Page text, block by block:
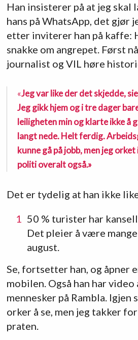
Han insisterer på at jeg skal
hans på WhatsApp, det gjør
etter inviterer han på kaffe:
snakke om angrepet. Først
journalist og VIL høre
«Jeg var like der det skjedde,
Jeg gikk hjem og i tre dager
leiligheten min og klarte ikke å
langt nede. Helt ferdig.
kunne gå på jobb, men jeg
politi overalt også.»
Det er tydelig at han ikke
50 % turister har
Det pleier å være
august.
Se, fortsetter han, og åpner
mobilen. Også han har video
mennesker på Rambla. Igjen
orker å se, men jeg takker
praten.